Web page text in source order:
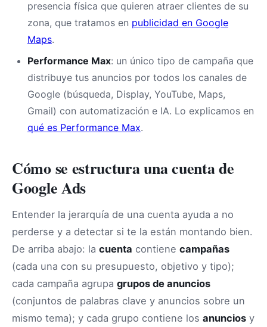
presencia física que quieren atraer clientes de su
zona, que tratamos en publicidad en Google
Maps.
Performance Max: un único tipo de campaña que
distribuye tus anuncios por todos los canales de
Google (búsqueda, Display, YouTube, Maps,
Gmail) con automatización e IA. Lo explicamos en
qué es Performance Max.
Cómo se estructura una cuenta de
Google Ads
Entender la jerarquía de una cuenta ayuda a no
perderse y a detectar si te la están montando bien.
De arriba abajo: la cuenta contiene campañas
(cada una con su presupuesto, objetivo y tipo);
cada campaña agrupa grupos de anuncios
(conjuntos de palabras clave y anuncios sobre un
mismo tema); y cada grupo contiene los anuncios y